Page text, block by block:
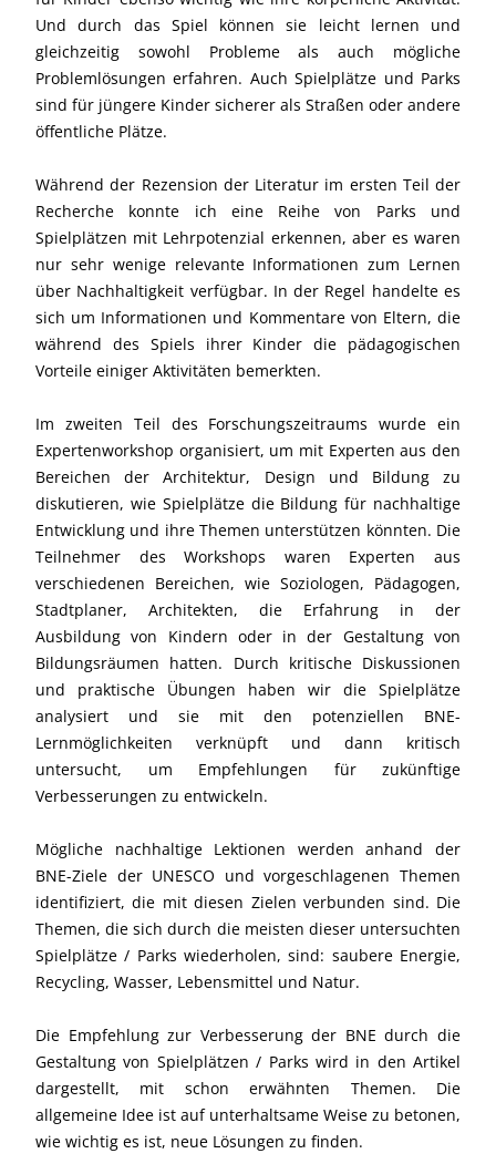
Und durch das Spiel können sie leicht lernen und
gleichzeitig sowohl Probleme als auch mögliche
Problemlösungen erfahren. Auch Spielplätze und Parks
sind für jüngere Kinder sicherer als Straßen oder andere
öffentliche Plätze.
Während der Rezension der Literatur im ersten Teil der
Recherche konnte ich eine Reihe von Parks und
Spielplätzen mit Lehrpotenzial erkennen, aber es waren
nur sehr wenige relevante Informationen zum Lernen
über Nachhaltigkeit verfügbar. In der Regel handelte es
sich um Informationen und Kommentare von Eltern, die
während des Spiels ihrer Kinder die pädagogischen
Vorteile einiger Aktivitäten bemerkten.
Im zweiten Teil des Forschungszeitraums wurde ein
Expertenworkshop organisiert, um mit Experten aus den
Bereichen der Architektur, Design und Bildung zu
diskutieren, wie Spielplätze die Bildung für nachhaltige
Entwicklung und ihre Themen unterstützen könnten. Die
Teilnehmer des Workshops waren Experten aus
verschiedenen Bereichen, wie Soziologen, Pädagogen,
Stadtplaner, Architekten, die Erfahrung in der
Ausbildung von Kindern oder in der Gestaltung von
Bildungsräumen hatten. Durch kritische Diskussionen
und praktische Übungen haben wir die Spielplätze
analysiert und sie mit den potenziellen BNE-
Lernmöglichkeiten verknüpft und dann kritisch
untersucht, um Empfehlungen für zukünftige
Verbesserungen zu entwickeln.
Mögliche nachhaltige Lektionen werden anhand der
BNE-Ziele der UNESCO und vorgeschlagenen Themen
identifiziert, die mit diesen Zielen verbunden sind. Die
Themen, die sich durch die meisten dieser untersuchten
Spielplätze / Parks wiederholen, sind: saubere Energie,
Recycling, Wasser, Lebensmittel und Natur.
Die Empfehlung zur Verbesserung der BNE durch die
Gestaltung von Spielplätzen / Parks wird in den Artikel
dargestellt, mit schon erwähnten Themen. Die
allgemeine Idee ist auf unterhaltsame Weise zu betonen,
wie wichtig es ist, neue Lösungen zu finden.